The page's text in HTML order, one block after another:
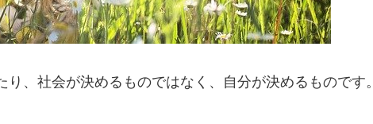
、社会が決めるものではなく、自分が決めるものです。